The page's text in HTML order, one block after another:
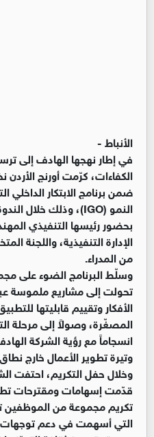
الأنباط -
في إطار نهجها الهادف إلى
الكفاءات، كرّمت أورنج
ضمن برنامج الابتكار الداخلي
بحضور رئيسها التنفيذي
الإدارة التنفيذية، واللجنة
من المدراء.
وسلّط البرنامج الضوء على
تحولت إلى مشاريع ملموسة
الأفكار وتقييم قابليتها
المصغّرة، وصولاً إلى مرحلة
انسجاماً مع رؤية الشركة
وتيرة تطوير الأعمال خارج
وخلال حفل التكريم، احتفت
قدّمت إسهامات ومقترحات
تكريم مجموعة من الموظفين
التي أسهمت في دعم توجهات